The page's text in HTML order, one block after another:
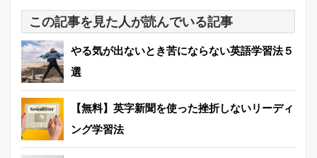
この記事を見た人が読んでいる記事
やる気が出ないとき苦にならない英語学習法５
選
【無料】英字新聞を使った挫折しないリーディ
ング学習法